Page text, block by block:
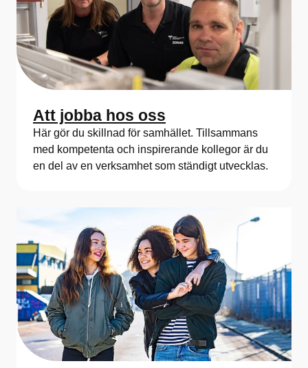
Att jobba hos oss
Här gör du skillnad för samhället. Tillsammans
med kompetenta och inspirerande kollegor är du
en del av en verksamhet som ständigt utvecklas.